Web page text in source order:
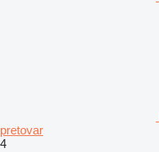
pretovar
4